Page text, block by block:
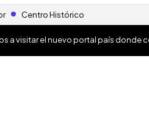
Centro Histórico
a visitar el nuevo portal país donde